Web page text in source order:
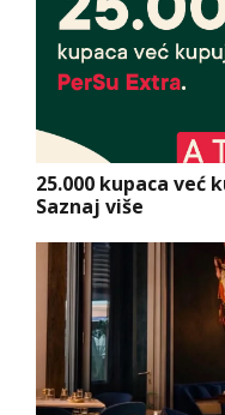
25.000 kupaca već
Saznaj više